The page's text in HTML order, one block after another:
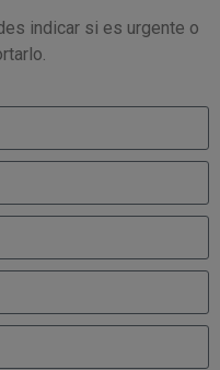
indicar si es urgente o